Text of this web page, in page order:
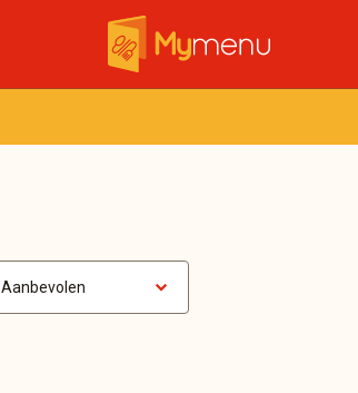
Aanbevolen